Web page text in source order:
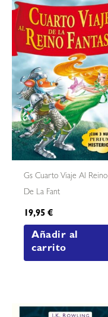
Gs Cuarto Viaje Al Reino
De La Fant
19,95€
Añadir al
carrito